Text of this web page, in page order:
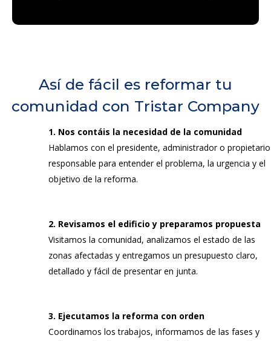
Así de fácil es reformar tu
comunidad con Tristar Company
1. Nos contáis la necesidad de la comunidad
Hablamos con el presidente, administrador o propietario
responsable para entender el problema, la urgencia y el
objetivo de la reforma.
2. Revisamos el edificio y preparamos propuesta
Visitamos la comunidad, analizamos el estado de las
zonas afectadas y entregamos un presupuesto claro,
detallado y fácil de presentar en junta.
3. Ejecutamos la reforma con orden
Coordinamos los trabajos, informamos de las fases y